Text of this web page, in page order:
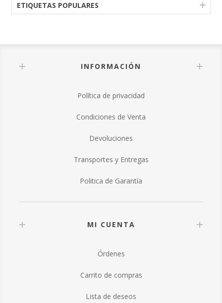
ETIQUETAS POPULARES
INFORMACIÓN
Política de privacidad
Condiciones de Venta
Devoluciones
Transportes y Entregas
Politica de Garantía
MI CUENTA
Órdenes
Carrito de compras
Lista de deseos